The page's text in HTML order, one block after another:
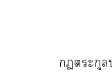
ตระกูล